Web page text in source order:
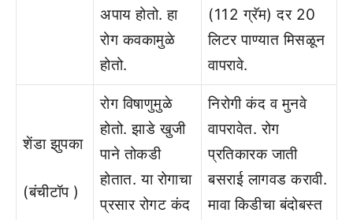
अपाय होतो. हा
रोग कवकामुळे
होतो.
(112 ग्रॅम) दर 20
लिटर पाण्‍यात मिसळून
वापरावे.
शेंडा झुपका
(बंचीटॉप )
रोग विषाणुमुळे
होतो. झाडे खुजी
पाने तोकडी
होतात. या रोगाचा
प्रसार रोगट कंद
निरोगी कंद व मुनवे
वापरावेत. रोग
प्रतिकारक जाती
बसराई लागवड करावी.
मावा किडीचा बंदोबस्‍त